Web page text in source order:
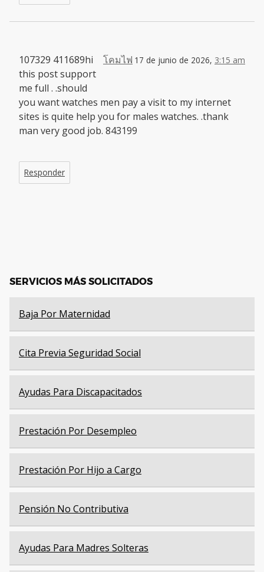
โคมไฟ 17 de junio de 2026, 3:15 am
107329 411689hi
this post support
me full . .should
you want watches men pay a visit to my internet
sites is quite help you for males watches. .thank
man very good job. 843199
Responder
SERVICIOS MÁS SOLICITADOS
Baja Por Maternidad
Cita Previa Seguridad Social
Ayudas Para Discapacitados
Prestación Por Desempleo
Prestación Por Hijo a Cargo
Pensión No Contributiva
Ayudas Para Madres Solteras